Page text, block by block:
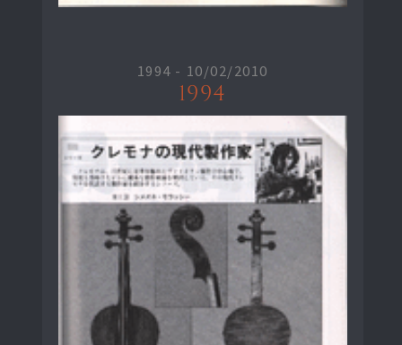
1994 - 10/02/2010
1994